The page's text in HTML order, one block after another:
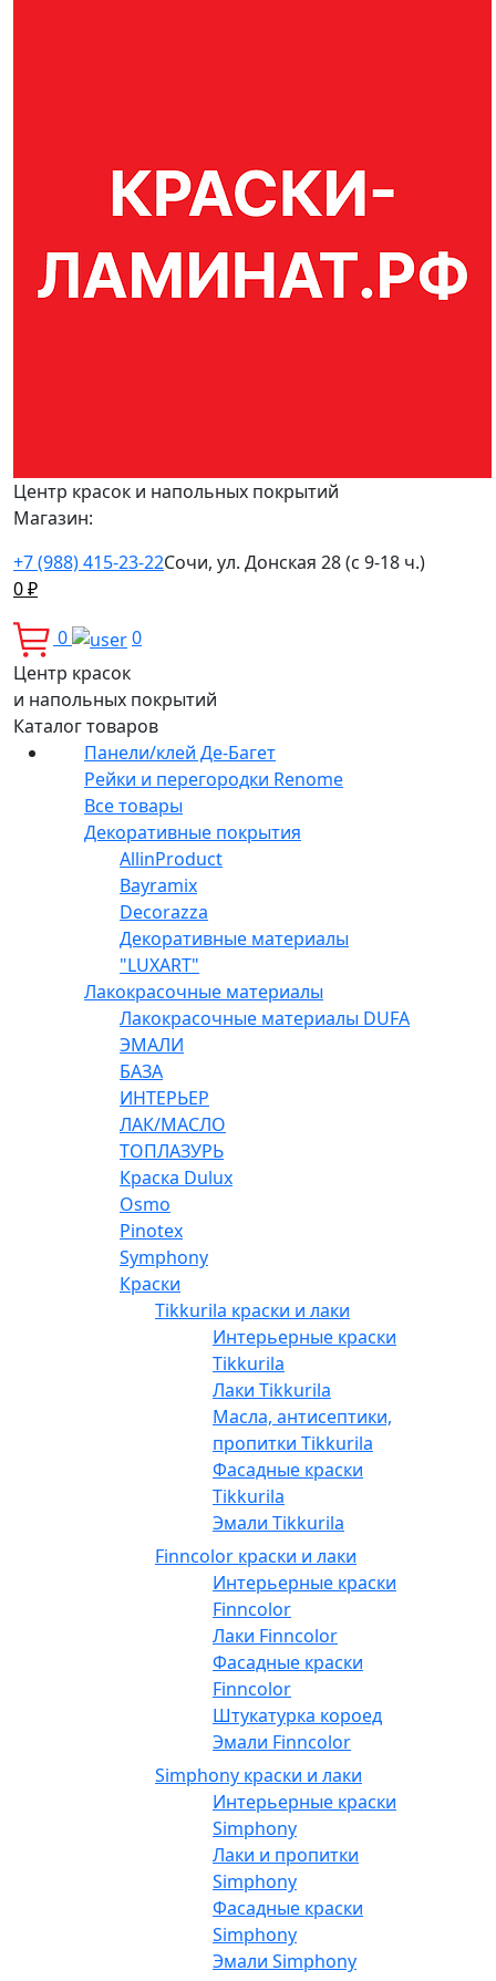
Центр красок и напольных покрытий
Магазин:
+7 (988) 415-23-22Сочи, ул. Донская 28 (с 9-18 ч.)
0₽
0
0
Центр красок
и напольных покрытий
Каталог товаров
Панели/клей Де-Багет
Рейки и перегородки Renome
Все товары
Декоративные покрытия
AllinProduct
Bayramix
Decorazza
Декоративные материалы
"LUXART"
Лакокрасочные материалы
Лакокрасочные материалы DUFA
ЭМАЛИ
БАЗА
ИНТЕРЬЕР
ЛАК/МАСЛО
ТОПЛАЗУРЬ
Краска Dulux
Osmo
Pinotex
Symphony
Краски
Tikkurila краски и лаки
Интерьерные краски
Tikkurila
Лаки Tikkurila
Масла, антисептики,
пропитки Tikkurila
Фасадные краски
Tikkurila
Эмали Tikkurila
Finncolor краски и лаки
Интерьерные краски
Finncolor
Лаки Finncolor
Фасадные краски
Finncolor
Штукатурка короед
Эмали Finncolor
Simphony краски и лаки
Интерьерные краски
Simphony
Лаки и пропитки
Simphony
Фасадные краски
Simphony
Эмали Simphony